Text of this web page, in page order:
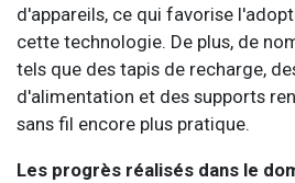
d'appareils, ce qui favorise
cette technologie. De plus, de
tels que des tapis de recharge,
d'alimentation et des supports
sans fil encore plus pratique.
Les progrès réalisés dans le